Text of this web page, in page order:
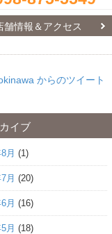
舗情報＆アクセス
からのツイート
イブ
月 (1)
月 (20)
月 (16)
月 (18)